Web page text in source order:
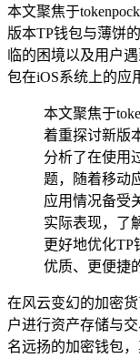
本文聚焦于
版本TP钱包与薄饼
临的困境以及用户
包在iOS系统上的应
本文聚焦于
着重探讨新版
分析了在使用
题，随着移动
应用情况备受
实际表现，了
更好地优化TP
优质、更便捷
在风云变幻的加密
户进行资产存储与交
名远扬的加密钱包